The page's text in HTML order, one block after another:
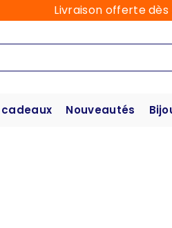
Livraison offerte
Nouveautés